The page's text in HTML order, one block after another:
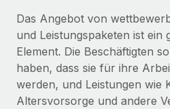
Das Angebot von
und Leistungspaketen ist ein
Element. Die Beschäftigten
haben, dass sie für ihre
werden, und Leistungen wie
Altersvorsorge und andere